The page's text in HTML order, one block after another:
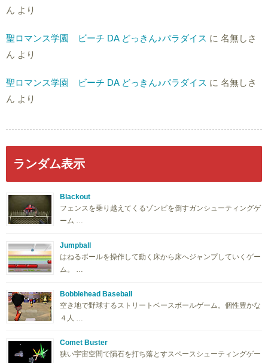
ん より
聖ロマンス学園 ビーチ DA どっきん♪パラダイス に 名無しさ
ん より
聖ロマンス学園 ビーチ DA どっきん♪パラダイス に 名無しさ
ん より
ランダム表示
Blackout
フェンスを乗り越えてくるゾンビを倒すガンシューティングゲ
ーム …
Jumpball
はねるボールを操作して動く床から床へジャンプしていくゲー
ム。 …
Bobblehead Baseball
空き地で野球するストリートベースボールゲーム。個性豊かな
４人 …
Comet Buster
狭い宇宙空間で隕石を打ち落とすスペースシューティングゲー